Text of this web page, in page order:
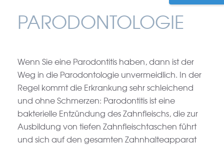
PARODONTOLOGIE
Wenn Sie eine Parodontitis haben, dann ist der
Weg in die Parodontologie unvermeidlich. In der
Regel kommt die Erkrankung sehr schleichend
und ohne Schmerzen: Parodontitis ist eine
bakterielle Entzündung des Zahnfleischs, die zur
Ausbildung von tiefen Zahnfleischtaschen führt
und sich auf den gesamten Zahnhalteapparat